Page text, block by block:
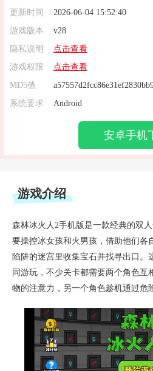
更新时间
2026-06-04 15:52:40
游戏版本
v28
隐私说明
点击查看
游戏权限
点击查看
MD5值
系统要求
Android
安卓手机
游戏介绍
森林冰火人2手机版是一款经典的双
要操控冰女孩和火男孩，借助他们各
陷阱的迷宫里收集宝石并找寻出口。
同游玩，不少关卡都需要两个角色互
物的注意力，另一个角色趁机通过危